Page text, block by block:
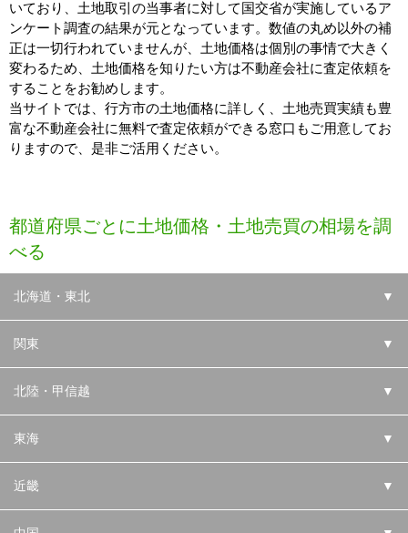
いており、土地取引の当事者に対して国交省が実施しているア
ンケート調査の結果が元となっています。数値の丸め以外の補
正は一切行われていませんが、土地価格は個別の事情で大きく
変わるため、土地価格を知りたい方は不動産会社に査定依頼を
することをお勧めします。
当サイトでは、行方市の土地価格に詳しく、土地売買実績も豊
富な不動産会社に無料で査定依頼ができる窓口もご用意してお
りますので、是非ご活用ください。
都道府県ごとに土地価格・土地売買の相場を調
べる
北海道・東北 ▼
関東 ▼
北陸・甲信越 ▼
東海 ▼
近畿 ▼